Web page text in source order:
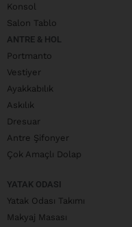
Konsol
Salon Tablo
ANTRE & HOL
Portmanto
Vestiyer
Ayakkabılık
Askılık
Dresuar
Antre Şifonyer
Çok Amaçlı Dolap
YATAK ODASI
Yatak Odası Takımı
Makyaj Masası